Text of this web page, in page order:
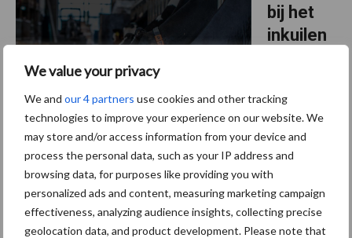
We value your privacy
We and our 4 partners use cookies and other tracking
technologies to improve your experience on our website. We
may store and/or access information from your device and
process the personal data, such as your IP address and
browsing data, for purposes like providing you with
personalized ads and content, measuring marketing campaign
effectiveness, analyzing audience insights, collecting precise
geolocation data, and product development. Please note that
bij het
inkuilen
van een
inkuilmid
del?
zonder broei en schimmels met tevens een hoge voederwaarde.
Een inkuilmiddel moet bijdragen aan een de melkproductie en de